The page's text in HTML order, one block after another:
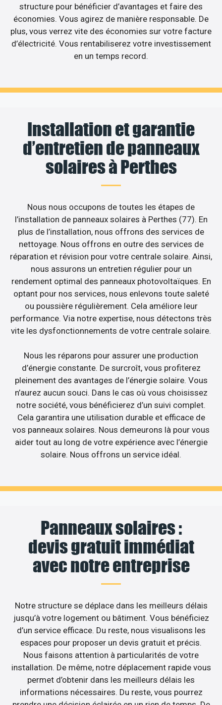
structure pour bénéficier d’avantages et faire des
économies. Vous agirez de manière responsable. De
plus, vous verrez vite des économies sur votre facture
d’électricité. Vous rentabiliserez votre investissement
en un temps record.
Installation et garantie
d’entretien de panneaux
solaires à Perthes
Nous nous occupons de toutes les étapes de
l’installation de panneaux solaires à Perthes (77). En
plus de l’installation, nous offrons des services de
nettoyage. Nous offrons en outre des services de
réparation et révision pour votre centrale solaire. Ainsi,
nous assurons un entretien régulier pour un
rendement optimal des panneaux photovoltaïques. En
optant pour nos services, nous enlevons toute saleté
ou poussière régulièrement. Cela améliore leur
performance. Via notre expertise, nous détectons très
vite les dysfonctionnements de votre centrale solaire.
Nous les réparons pour assurer une production
d’énergie constante. De surcroît, vous profiterez
pleinement des avantages de l’énergie solaire. Vous
n’aurez aucun souci. Dans le cas où vous choisissez
notre société, vous bénéficierez d’un suivi complet.
Cela garantira une utilisation durable et efficace de
vos panneaux solaires. Nous demeurons là pour vous
aider tout au long de votre expérience avec l’énergie
solaire. Nous offrons un service idéal.
Panneaux solaires :
devis gratuit immédiat
avec notre entreprise
Notre structure se déplace dans les meilleurs délais
jusqu’à votre logement ou bâtiment. Vous bénéficiez
d’un service efficace. Du reste, nous visualisons les
espaces pour proposer un devis gratuit et précis.
Nous faisons attention à particularités de votre
installation. De même, notre déplacement rapide vous
permet d’obtenir dans les meilleurs délais les
informations nécessaires. Du reste, vous pourrez